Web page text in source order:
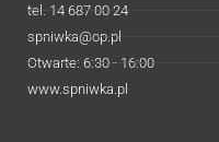
tel. 14 687 00 24
spniwka@op.pl
Otwarte: 6:30 - 16:00
www.spniwka.pl